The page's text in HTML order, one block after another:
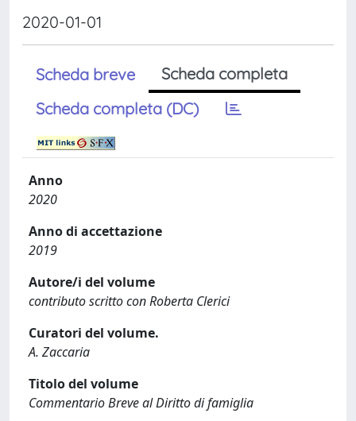
2020-01-01
Scheda breve
Scheda completa
Scheda completa (DC)
Anno
2020
Anno di accettazione
2019
Autore/i del volume
contributo scritto con Roberta Clerici
Curatori del volume.
A. Zaccaria
Titolo del volume
Commentario Breve al Diritto di famiglia